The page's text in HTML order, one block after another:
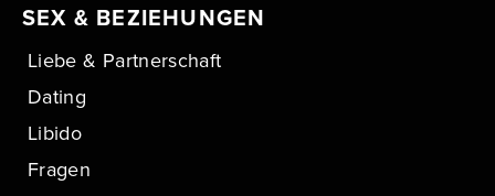
SEX & BEZIEHUNGEN
Liebe & Partnerschaft
Dating
Libido
Fragen